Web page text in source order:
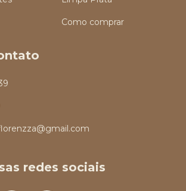
Como comprar
redes sociais